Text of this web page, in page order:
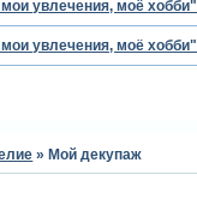
увлечения, моё хобби"
увлечения, моё хобби"
» Мой декупаж